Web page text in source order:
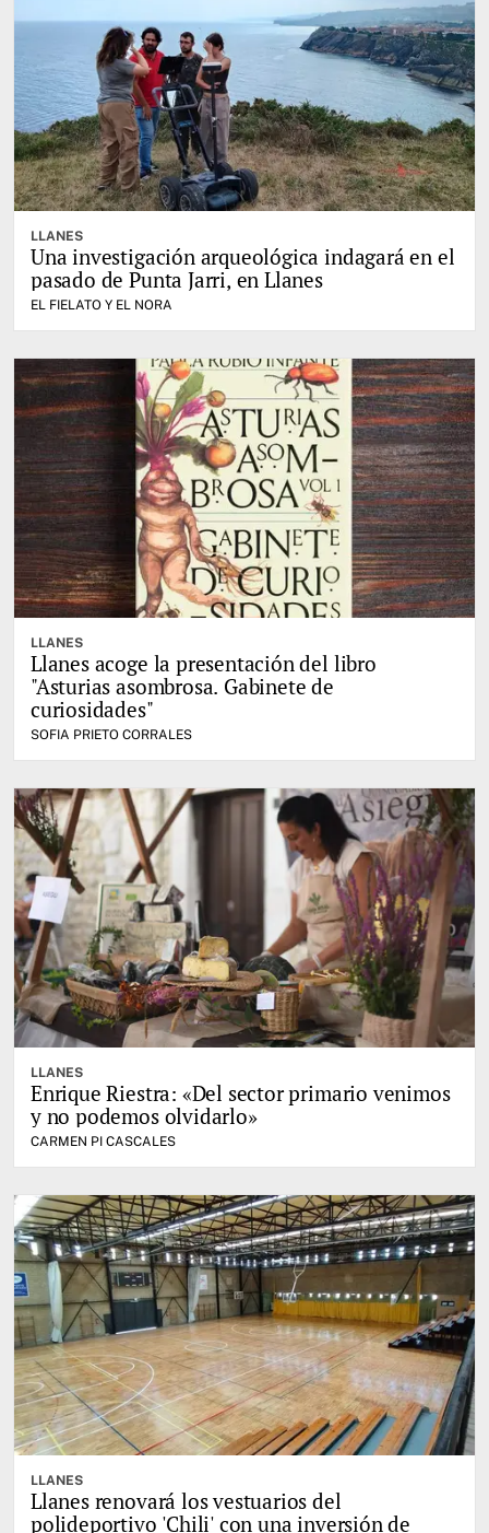
LLANES
Una investigación arqueológica indagará en el
pasado de Punta Jarri, en Llanes
EL FIELATO Y EL NORA
LLANES
Llanes acoge la presentación del libro
"Asturias asombrosa. Gabinete de
curiosidades"
SOFIA PRIETO CORRALES
LLANES
Enrique Riestra: «Del sector primario venimos
y no podemos olvidarlo»
CARMEN PI CASCALES
LLANES
Llanes renovará los vestuarios del
polideportivo 'Chili' con una inversión de